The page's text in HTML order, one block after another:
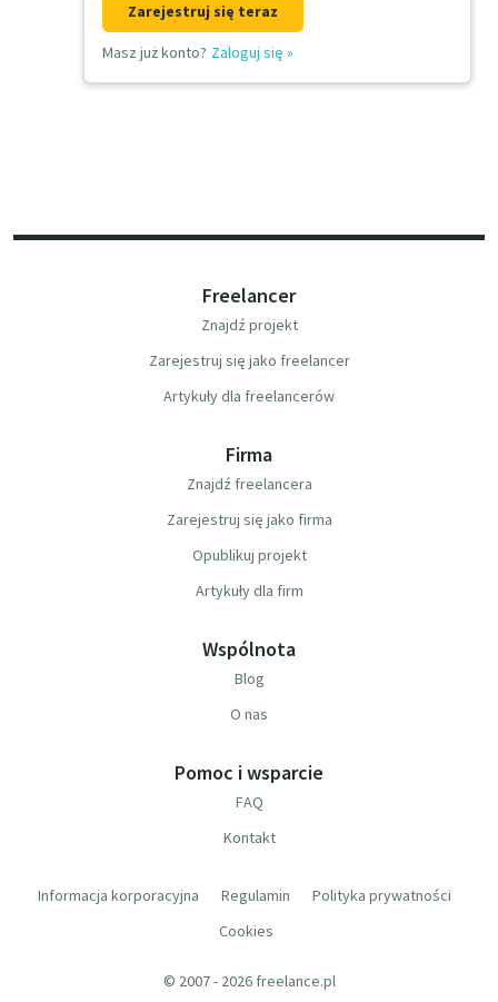
Zarejestruj się teraz
Masz już konto? Zaloguj się »
Freelancer
Znajdź projekt
Zarejestruj się jako freelancer
Artykuły dla freelancerów
Firma
Znajdź freelancera
Zarejestruj się jako firma
Opublikuj projekt
Artykuły dla firm
Wspólnota
Blog
O nas
Pomoc i wsparcie
FAQ
Kontakt
Informacja korporacyjna Regulamin
Polityka prywatności
Cookies
© 2007 - 2026 freelance.pl